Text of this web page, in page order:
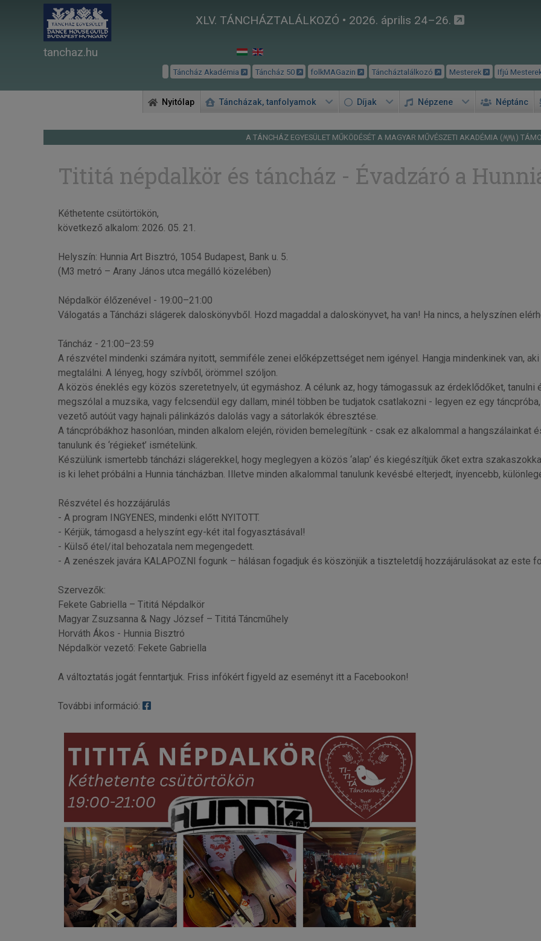
XLV. TÁNCHÁZTALÁLKOZÓ • 2026. április 24–26.
tanchaz.hu
Táncház Akadémia Táncház 50 folkMAGazin Táncháztalálkozó Mesterek Ifjú
Nyitólap Táncházak, tanfolyamok Díjak Népzene Néptánc
A TÁNCHÁZ EGYESÜLET MŰKÖDÉSÉT A MAGYAR MŰVÉSZETI AKADÉMIA ( )
Tititá népdalkör és táncház - Évadzáró a
Kéthetente csütörtökön,
következő alkalom: 2026. 05. 21.
Helyszín: Hunnia Art Bisztró, 1054 Budapest, Bank u. 5.
(M3 metró – Arany János utca megálló közelében)
Népdalkör élőzenével - 19:00–21:00
Válogatás a Táncházi slágerek daloskönyvből. Hozd magaddal a daloskönyvet, ha van! Ha nincs, a helyszínen
Táncház - 21:00–23:59
A részvétel mindenki számára nyitott, semmiféle zenei előképzettséget nem igényel. Hangja mindenkinek van,
megtalálni. A lényeg, hogy szívből, örömmel szóljon.
A közös éneklés egy közös szeretetnyelv, út egymáshoz. A célunk az, hogy támogassuk az érdeklődőket, tanulni
megszólal a muzsika, vagy felcsendül egy dallam, minél többen be tudjatok csatlakozni - legyen ez egy
vezető autóút vagy hajnali pálinkázós dalolás vagy a sátorlakók ébresztése.
A táncpróbákhoz hasonlóan, minden alkalom elején, röviden bemelegítünk - csak ez alkalommal a hangszálainkat
tanulunk és ‘régieket’ ismételünk.
Készülünk ismertebb táncházi slágerekkel, hogy meglegyen a közös ‘alap’ és kiegészítjük őket extra
is ki lehet próbálni a Hunnia táncházban. Illetve minden alkalommal tanulunk kevésbé elterjedt, ínyencebb,
Részvétel és hozzájárulás
- A program INGYENES, mindenki előtt NYITOTT.
- Kérjük, támogasd a helyszínt egy-két ital fogyasztásával!
- Külső étel/ital behozatala nem megengedett.
- A zenészek javára KALAPOZNI fogunk – hálásan fogadjuk és köszönjük a tiszteletdíj hozzájárulásokat az este
Szervezők:
Fekete Gabriella – Tititá Népdalkör
Magyar Zsuzsanna & Nagy József – Tititá Táncműhely
Horváth Ákos - Hunnia Bisztró
Népdalkör vezető: Fekete Gabriella
A változtatás jogát fenntartjuk. Friss infókért figyeld az eseményt itt a Facebookon!
További információ: